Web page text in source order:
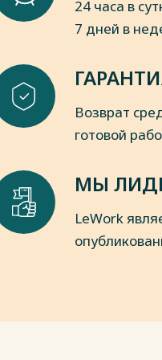
24 часа в
7 дней в
Возврат
готовой
МЫ
LeWork